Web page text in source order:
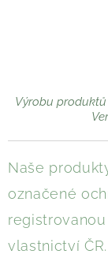
Výrobu produktů
Naše
označené
vlastnictví ČR.